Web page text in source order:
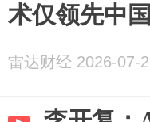
术仅领先中
雷达财经 2026-07-